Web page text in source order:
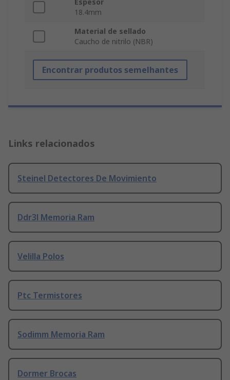
Espesor
18.4mm
Material de sellado
Caucho de nitrilo (NBR)
Encontrar produtos semelhantes
Links relacionados
Steinel Detectores De Movimiento
Ddr3l Memoria Ram
Velilla Polos
Ptc Termistores
Sodimm Memoria Ram
Dormer Brocas